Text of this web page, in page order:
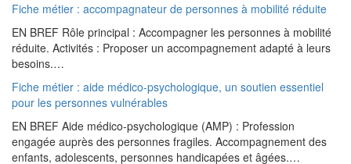
Fiche métier : accompagnateur de personnes à mobilité réduite
EN BREF Rôle principal : Accompagner les personnes à mobilité
réduite. Activités : Proposer un accompagnement adapté à leurs
besoins.…
Fiche métier : aide médico-psychologique, un soutien essentiel
pour les personnes vulnérables
EN BREF Aide médico-psychologique (AMP) : Profession
engagée auprès des personnes fragiles. Accompagnement des
enfants, adolescents, personnes handicapées et âgées.…